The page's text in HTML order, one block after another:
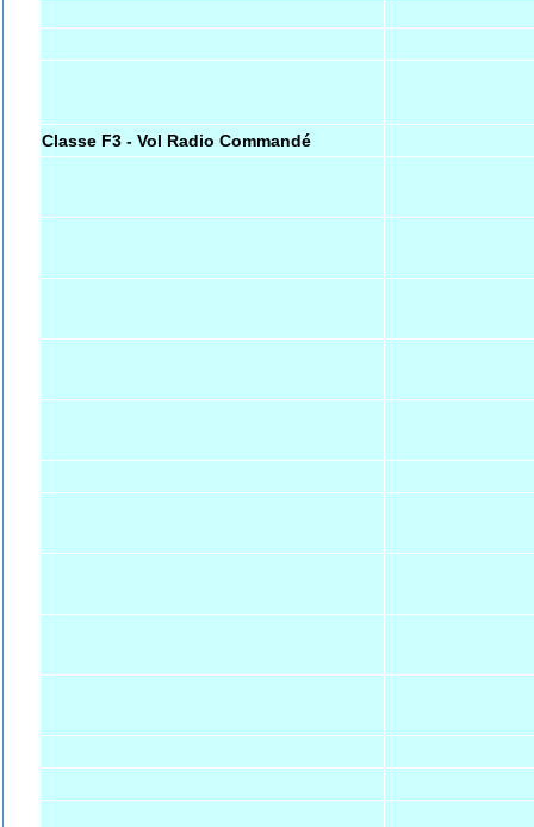
Classe F3 - Vol Radio Commandé